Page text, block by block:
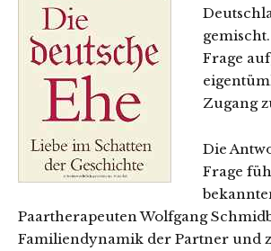
Frage
Zugang
Die
Frage
Paartherapeuten Wolfgang
Familiendynamik der Partner und